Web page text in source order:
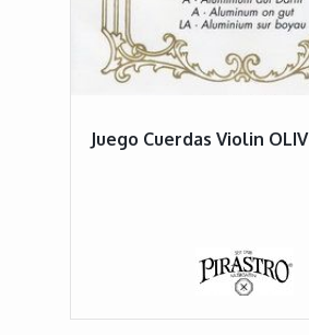
Juego Cuerdas Violin OLIV